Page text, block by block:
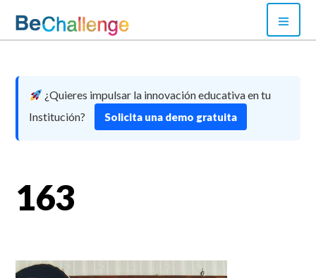
content
¿Quieres impulsar la innovación educativa en tu
Institución?
Solicita una demo gratuita
163